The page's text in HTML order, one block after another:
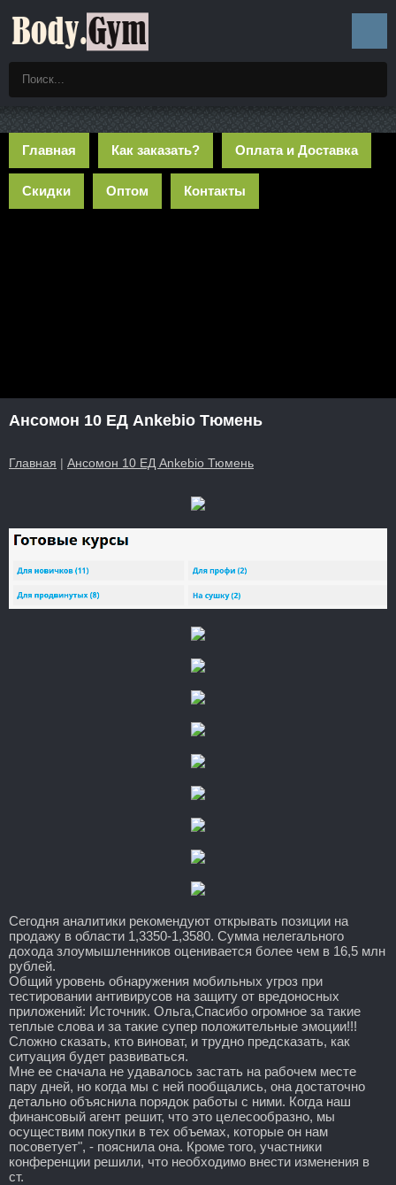
Главная Как заказать? Оплата и Доставка
Скидки Оптом Контакты
Ансомон 10 ЕД Ankebio Тюмень
Главная | Ансомон 10 ЕД Ankebio Тюмень
Сегодня аналитики рекомендуют открывать позиции на
продажу в области 1,3350-1,3580. Сумма нелегального
дохода злоумышленников оценивается более чем в 16,5 млн
рублей.
Общий уровень обнаружения мобильных угроз при
тестировании антивирусов на защиту от вредоносных
приложений: Источник. Ольга,Спасибо огромное за такие
теплые слова и за такие супер положительные эмоции!!!
Сложно сказать, кто виноват, и трудно предсказать, как
ситуация будет развиваться.
Мне ее сначала не удавалось застать на рабочем месте
пару дней, но когда мы с ней пообщались, она достаточно
детально объяснила порядок работы с ними. Когда наш
финансовый агент решит, что это целесообразно, мы
осуществим покупки в тех объемах, которые он нам
посоветует", - пояснила она. Кроме того, участники
конференции решили, что необходимо внести изменения в
ст.